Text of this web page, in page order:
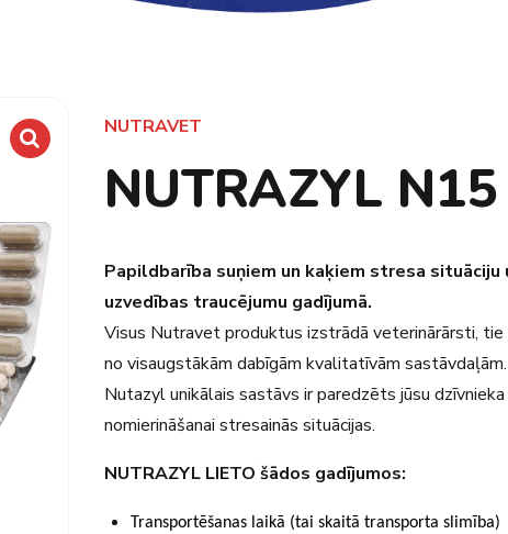
NUTRAVET
NUTRAZYL N15
Papildbarība suņiem un kaķiem stresa situāciju
uzvedības traucējumu gadījumā.
Visus Nutravet produktus izstrādā veterinārārsti, tie
no visaugstākām dabīgām kvalitatīvām sastāvdaļām.
Nutazyl unikālais sastāvs ir paredzēts jūsu dzīvnieka
nomierināšanai stresainās situācijas.
NUTRAZYL LIETO šādos gadījumos:
Transportēšanas laikā (tai skaitā transporta slimība)